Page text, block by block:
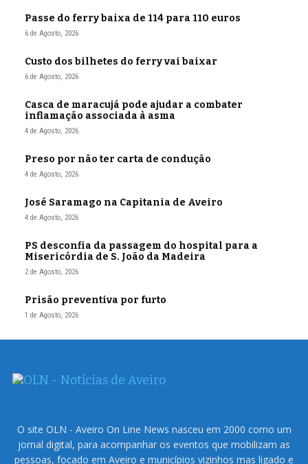
Passe do ferry baixa de 114 para 110 euros
6 de Agosto, 2026
Custo dos bilhetes do ferry vai baixar
6 de Agosto, 2026
Casca de maracujá pode ajudar a combater
inflamação associada à asma
4 de Agosto, 2026
Preso por não ter carta de condução
4 de Agosto, 2026
José Saramago na Capitania de Aveiro
4 de Agosto, 2026
PS desconfia da passagem do hospital para a
Misericórdia de S. João da Madeira
2 de Agosto, 2026
Prisão preventiva por furto
1 de Agosto, 2026
O site OLN - Aveiro On Line News nasceu em 2000 como um
jornal digital, para acompanhar os eventos que mobilizam as
pessoas, focado em Aveiro e municípios vizinhos mas ligado e